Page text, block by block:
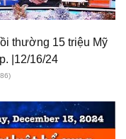
thường 15 triệu Mỹ
|12/16/24